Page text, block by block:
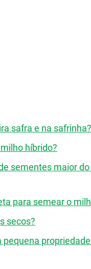
safra e na safrinha?
híbrido?
sementes maior do
para semear o
secos?